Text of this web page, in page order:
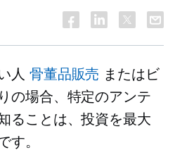
人 骨董品販売 またはビ
の場合、特定のアンテ
ることは、投資を最大
す。